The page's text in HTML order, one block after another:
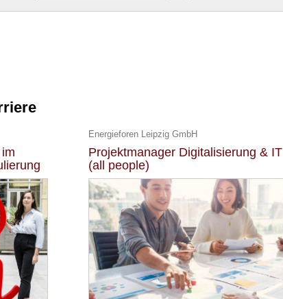
Energieforen Leipzig GmbH
Projektmanager Digitalisierung & IT
(all people)